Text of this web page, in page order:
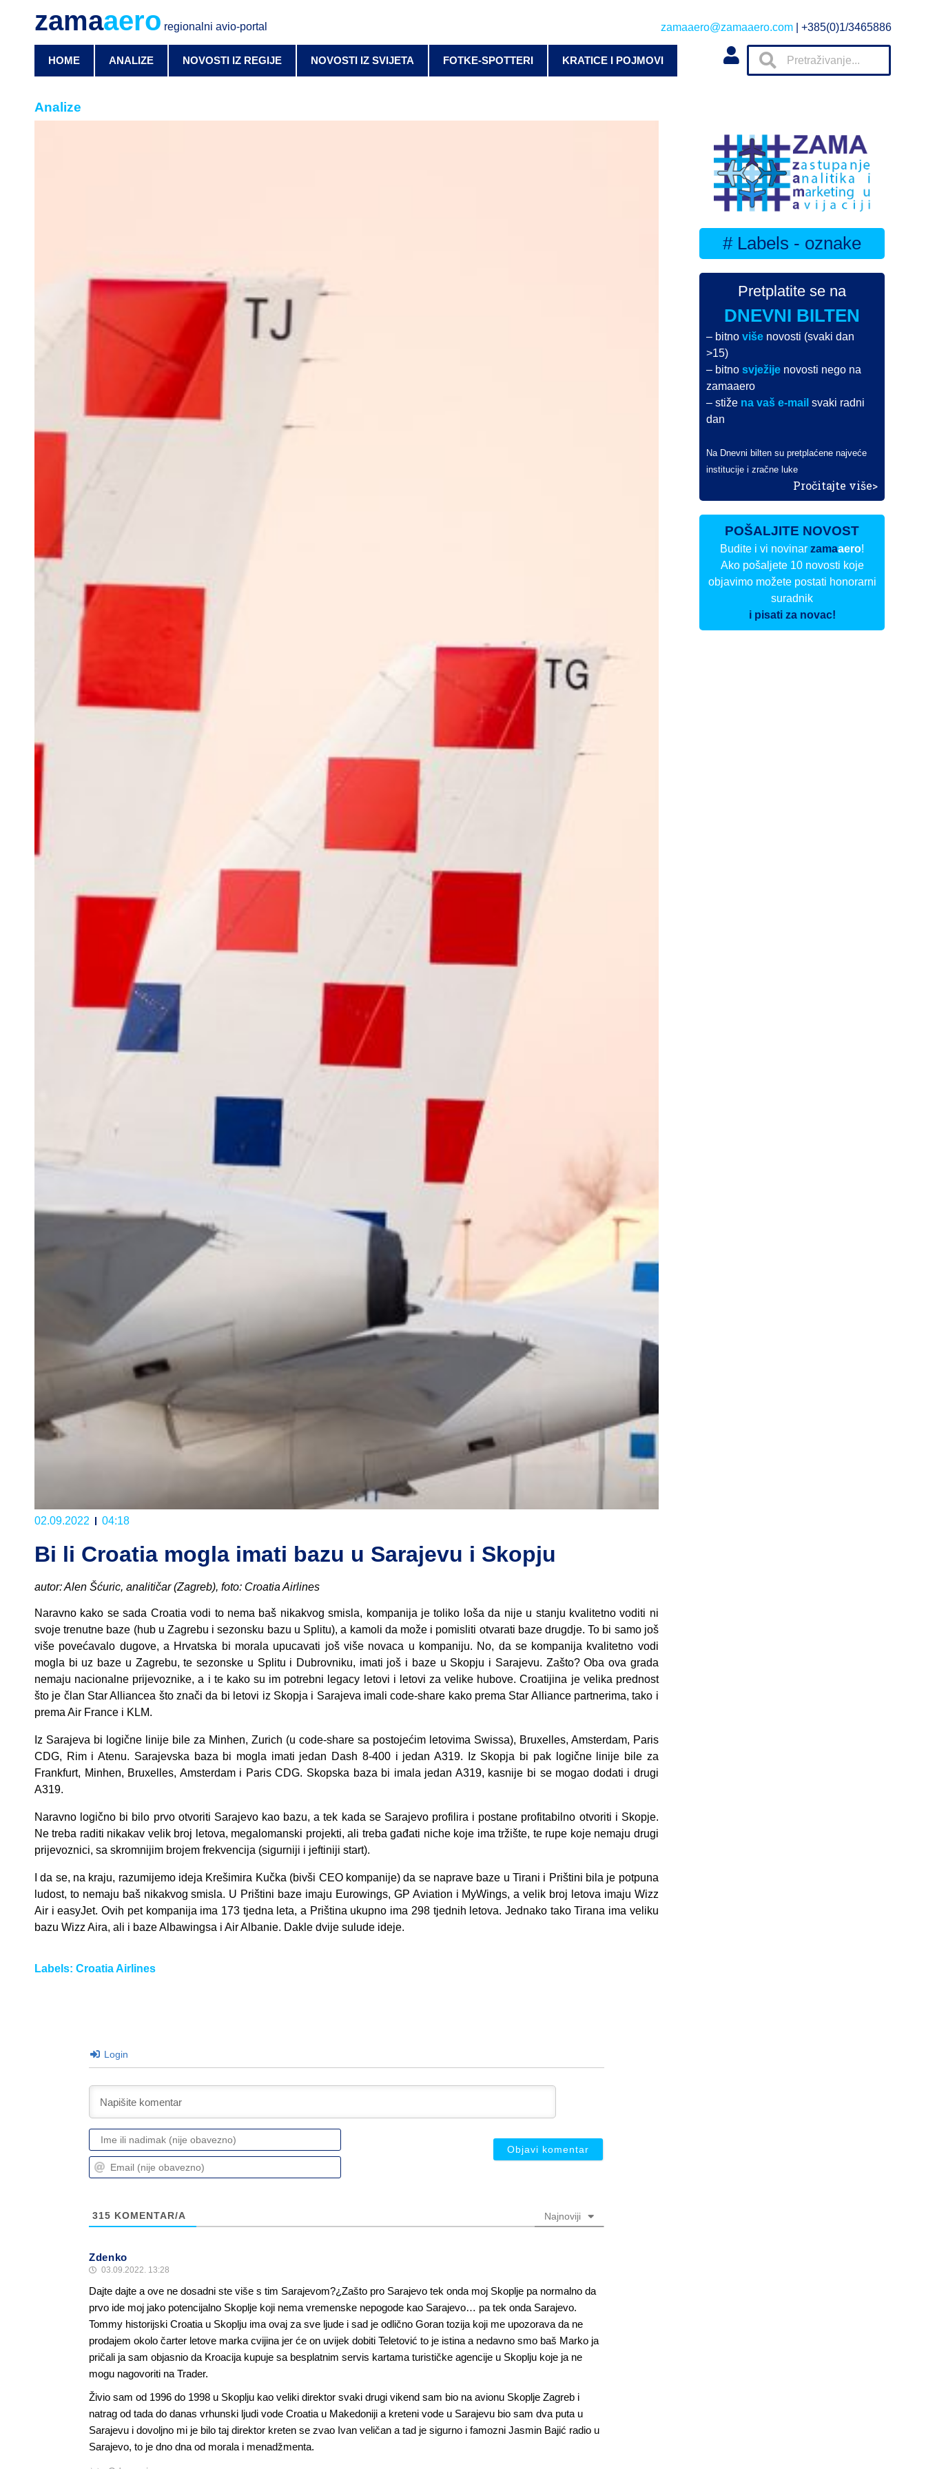
zamaaero regionalni avio-portal zamaaero@zamaaero.com | +385(0)1/3465886
HOME ANALIZE NOVOSTI IZ REGIJE NOVOSTI IZ SVIJETA FOTKE-SPOTTERI KRATICE I POJMOVI
Analize
02.09.2022 04:18
Bi li Croatia mogla imati bazu u Sarajevu i Skopju
autor: Alen Šćuric, analitičar (Zagreb), foto: Croatia Airlines
Naravno kako se sada Croatia vodi to nema baš nikakvog smisla, kompanija je toliko loša da nije u stanju kvalitetno voditi ni
svoje trenutne baze (hub u Zagrebu i sezonsku bazu u Splitu), a kamoli da može i pomisliti otvarati baze drugdje. To bi samo još
više povećavalo dugove, a Hrvatska bi morala upucavati još više novaca u kompaniju. No, da se kompanija kvalitetno vodi
mogla bi uz baze u Zagrebu, te sezonske u Splitu i Dubrovniku, imati još i baze u Skopju i Sarajevu. Zašto? Oba ova grada
nemaju nacionalne prijevoznike, a i te kako su im potrebni legacy letovi i letovi za velike hubove. Croatijina je velika prednost
što je član Star Alliancea što znači da bi letovi iz Skopja i Sarajeva imali code-share kako prema Star Alliance partnerima, tako i
prema Air France i KLM.
Iz Sarajeva bi logične linije bile za Minhen, Zurich (u code-share sa postojećim letovima Swissa), Bruxelles, Amsterdam, Paris
CDG, Rim i Atenu. Sarajevska baza bi mogla imati jedan Dash 8-400 i jedan A319. Iz Skopja bi pak logične linije bile za
Frankfurt, Minhen, Bruxelles, Amsterdam i Paris CDG. Skopska baza bi imala jedan A319, kasnije bi se mogao dodati i drugi
A319.
Naravno logično bi bilo prvo otvoriti Sarajevo kao bazu, a tek kada se Sarajevo profilira i postane profitabilno otvoriti i Skopje.
Ne treba raditi nikakav velik broj letova, megalomanski projekti, ali treba gađati niche koje ima tržište, te rupe koje nemaju drugi
prijevoznici, sa skromnijim brojem frekvencija (sigurniji i jeftiniji start).
I da se, na kraju, razumijemo ideja Krešimira Kučka (bivši CEO kompanije) da se naprave baze u Tirani i Prištini bila je potpuna
ludost, to nemaju baš nikakvog smisla. U Prištini baze imaju Eurowings, GP Aviation i MyWings, a velik broj letova imaju Wizz
Air i easyJet. Ovih pet kompanija ima 173 tjedna leta, a Priština ukupno ima 298 tjednih letova. Jednako tako Tirana ima veliku
bazu Wizz Aira, ali i baze Albawingsa i Air Albanie. Dakle dvije sulude ideje.
Labels: Croatia Airlines
Login
Ime
ili
nadimak
Email
(nije
315 KOMENTAR/A Najnoviji
Zdenko
03.09.2022. 13:28
Dajte dajte a ove ne dosadni ste više s tim Sarajevom?¿Zašto pro Sarajevo tek onda moj Skoplje pa normalno da
prvo ide moj jako potencijalno Skoplje koji nema vremenske nepogode kao Sarajevo… pa tek onda Sarajevo.
Tommy historijski Croatia u Skoplju ima ovaj za sve ljude i sad je odlično Goran tozija koji me upozorava da ne
prodajem okolo čarter letove marka cvijina jer će on uvijek dobiti Teletović to je istina a nedavno smo baš Marko ja
pričali ja sam objasnio da Kroacija kupuje sa besplatnim servis kartama turističke agencije u Skoplju koje ja ne
mogu nagovoriti na Trader.
Živio sam od 1996 do 1998 u Skoplju kao veliki direktor svaki drugi vikend sam bio na avionu Skoplje Zagreb i
natrag od tada do danas vrhunski ljudi vode Croatia u Makedoniji a kreteni vode u Sarajevu bio sam dva puta u
Sarajevu i dovoljno mi je bilo taj direktor kreten se zvao Ivan veličan a tad je sigurno i famozni Jasmin Bajić radio u
Sarajevo, to je dno dna od morala i menadžmenta.
# Labels - oznake
Pretplatite se na
DNEVNI BILTEN
– bitnoviše novosti (svaki dan
>15)
– bitnosvježije novosti nego na
zamaaero
– stiže na vaš e-mail svaki radni
dan
Na Dnevni bilten su pretplaćene najveće
institucije i zračne luke
Pročitajte više>
POŠALJITE NOVOST
Budite i vi novinarzamaaero!
Ako pošaljete 10 novosti koje
objavimo možete postati honorarni
suradnik
i pisati za novac!